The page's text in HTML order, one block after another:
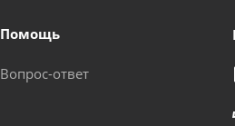
Помощь
Вопрос-ответ